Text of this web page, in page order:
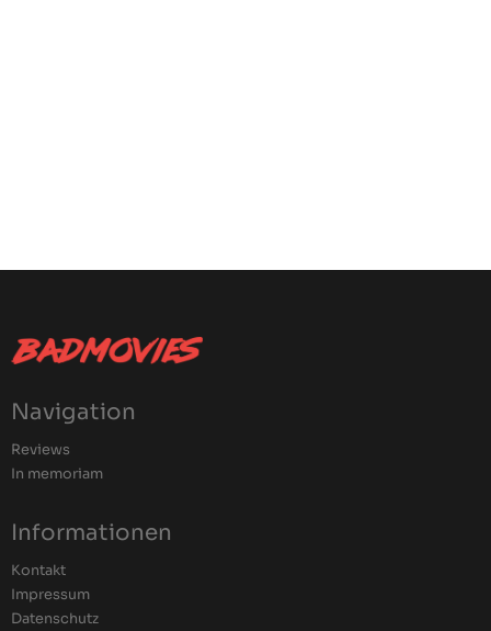
Navigation
Reviews
In memoriam
Informationen
Kontakt
Impressum
Datenschutz